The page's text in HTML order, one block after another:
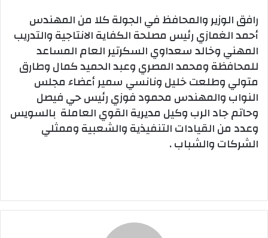
رافق الوزير والمحافظ في الجولة كلا من المهندس
أحمد الغمازي رئيس مصلحة الكفاية الانتاجية والتدريب
المهني وخالد سعداوي السكرتير العام المساعد
للمحافظة ومحمد المصري وعبد الحميد كمال وطارق
متولي وطلعت خليل ونانسي سمير أعضاء مجلس
النواب والمهندس محمود فوزي رئيس حي فيصل
وحاتم جاد الرب وكيل مديرية القوي العاملة بالسويس
وعدد من القيادات التنفيذية والشعبية وممثلي
الشركات والشباب .